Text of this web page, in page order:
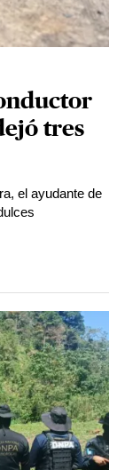
tres
el ayudante de